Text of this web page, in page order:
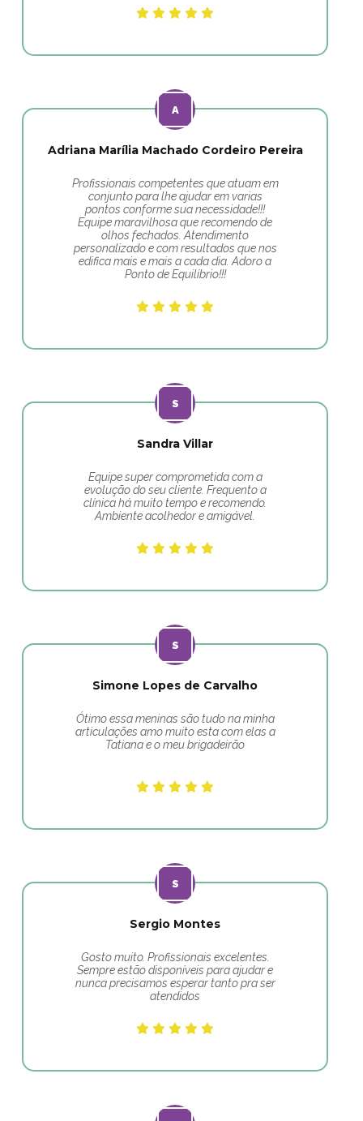
Adriana Marília Machado Cordeiro Pereira
Profissionais competentes que atuam em
conjunto para lhe ajudar em varias
pontos conforme sua necessidade!!!
Equipe maravilhosa que recomendo de
olhos fechados. Atendimento
personalizado e com resultados que nos
edifica mais e mais a cada dia. Adoro a
Ponto de Equilíbrio!!!
Sandra Villar
Equipe super comprometida com a
evolução do seu cliente. Frequento a
clínica há muito tempo e recomendo.
Ambiente acolhedor e amigável.
Simone Lopes de Carvalho
Ótimo essa meninas são tudo na minha
articulações amo muito esta com elas a
Tatiana e o meu brigadeirão
Sergio Montes
Gosto muito. Profissionais excelentes.
Sempre estão disponíveis para ajudar e
nunca precisamos esperar tanto pra ser
atendidos